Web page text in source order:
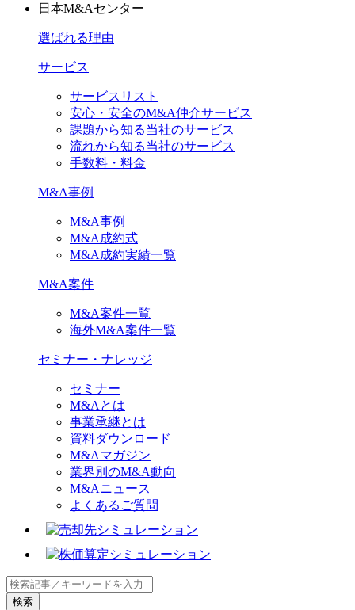
日本M&Aセンター
選ばれる理由
サービス
サービスリスト
安心・安全のM&A仲介サービス
課題から知る当社のサービス
流れから知る当社のサービス
手数料・料金
M&A事例
M&A事例
M&A成約式
M&A成約実績一覧
M&A案件
M&A案件一覧
海外M&A案件一覧
セミナー・ナレッジ
セミナー
M&Aとは
事業承継とは
資料ダウンロード
M&Aマガジン
業界別のM&A動向
M&Aニュース
よくあるご質問